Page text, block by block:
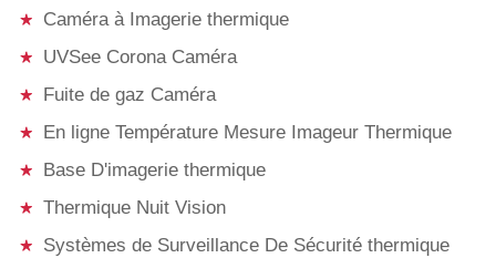
Caméra à Imagerie thermique
UVSee Corona Caméra
Fuite de gaz Caméra
En ligne Température Mesure Imageur Thermique
Base D'imagerie thermique
Thermique Nuit Vision
Systèmes de Surveillance De Sécurité thermique